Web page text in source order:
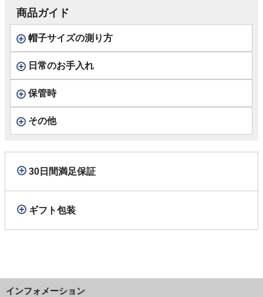
商品ガイド
帽子サイズの測り方
日常のお手入れ
保管時
その他
30日間満足保証
ギフト包装
インフォメーション